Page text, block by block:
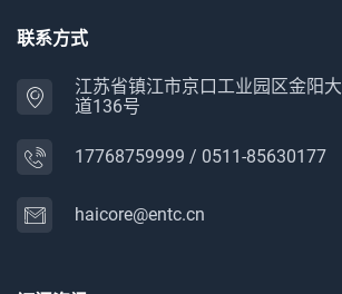
联系方式
江苏省镇江市京口工业园区金阳大
道136号
17768759999 / 0511-85630177
haicore@entc.cn